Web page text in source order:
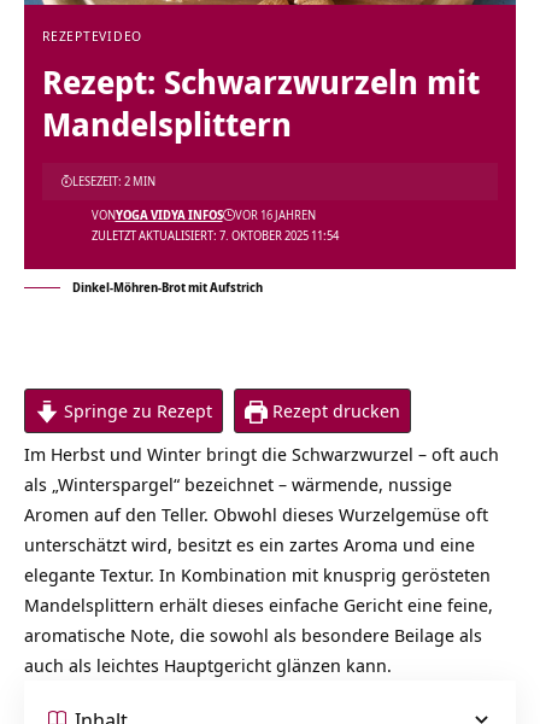
REZEPTEVIDEO
Rezept: Schwarzwurzeln mit
Mandelsplittern
ZULETZT AKTUALISIERT: 7. OKTOBER 2025 11:54
VONYOGA VIDYA INFOS VOR 16 JAHREN
LESEZEIT: 2 MIN
Dinkel-Möhren-Brot mit Aufstrich
Springe zu Rezept
Rezept drucken
Im Herbst und Winter bringt die Schwarzwurzel – oft auch
als „Winterspargel“ bezeichnet – wärmende, nussige
Aromen auf den Teller. Obwohl dieses Wurzelgemüse oft
unterschätzt wird, besitzt es ein zartes Aroma und eine
elegante Textur. In Kombination mit knusprig gerösteten
Mandelsplittern erhält dieses einfache Gericht eine feine,
aromatische Note, die sowohl als besondere Beilage als
auch als leichtes Hauptgericht glänzen kann.